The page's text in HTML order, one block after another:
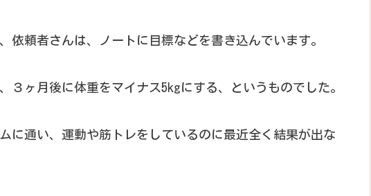
依頼者さんは、ノートに目標などを書き込んでいます。
３ヶ月後に体重をマイナス5kgにする、というものでした。
に通い、運動や筋トレをしているのに最近全く結果が出な